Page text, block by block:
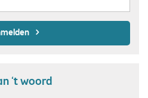
‘t woord